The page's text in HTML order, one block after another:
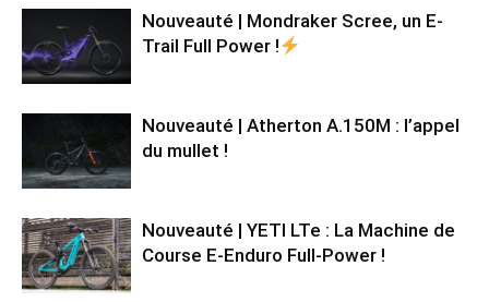
Nouveauté | Mondraker Scree, un E-
Trail Full Power !
Nouveauté | Atherton A.150M : l’appel
du mullet !
Nouveauté | YETI LTe : La Machine de
Course E-Enduro Full-Power !